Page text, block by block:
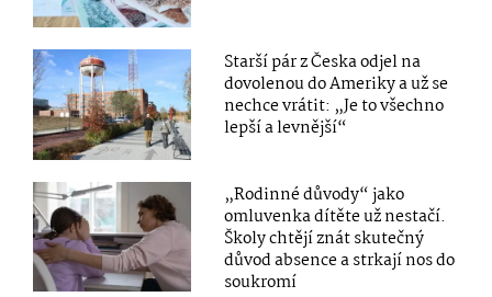
Starší pár z Česka odjel na
dovolenou do Ameriky a už se
nechce vrátit: „Je to všechno
lepší a levnější“
„Rodinné důvody“ jako
omluvenka dítěte už nestačí.
Školy chtějí znát skutečný
důvod absence a strkají nos do
soukromí